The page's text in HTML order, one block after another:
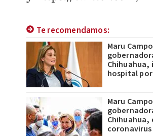
Te recomendamos:
Maru
Chihuahua,
hospital
Maru
Chihuahua,
coronavirus